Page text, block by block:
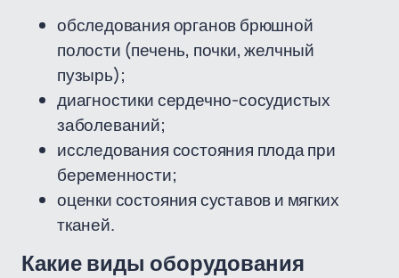
обследования органов брюшной
полости (печень, почки, желчный
пузырь);
диагностики сердечно-сосудистых
заболеваний;
исследования состояния плода при
беременности;
оценки состояния суставов и мягких
тканей.
Какие виды оборудования